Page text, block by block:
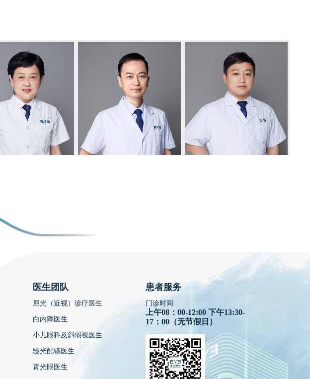
医生团队
屈光（近视）诊疗医生
白内障医生
小儿眼科及斜弱视医生
验光配镜医生
青光眼医生
患者服务
门诊时间
上午08：00-12:00 下午13:30-
17：00（无节假日）